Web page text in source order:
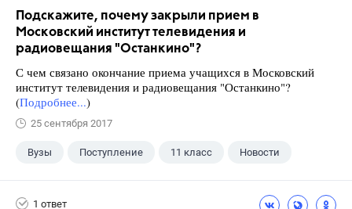
Подскажите, почему закрыли прием в
Московский институт телевидения и
радиовещания "Останкино"?
С чем связано окончание приема учащихся в Московский
институт телевидения и радиовещания "Останкино"?
(Подробнее...)
25 сентября 2017
Вузы Поступление 11 класс Новости
1 ответ